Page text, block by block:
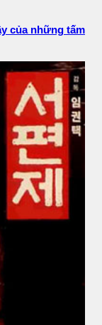
của những tấm